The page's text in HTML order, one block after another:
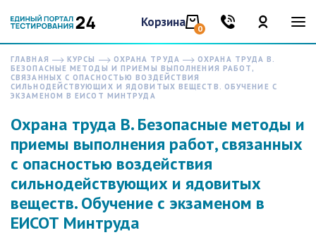
Корзина 0
ГЛАВНАЯ КУРСЫ ОХРАНА ТРУДА
ОХРАНА ТРУДА В.
БЕЗОПАСНЫЕ МЕТОДЫ И ПРИЕМЫ ВЫПОЛНЕНИЯ РАБОТ,
СВЯЗАННЫХ С ОПАСНОСТЬЮ ВОЗДЕЙСТВИЯ
СИЛЬНОДЕЙСТВУЮЩИХ И ЯДОВИТЫХ ВЕЩЕСТВ. ОБУЧЕНИЕ С
ЭКЗАМЕНОМ В ЕИСОТ МИНТРУДА
Охрана труда В. Безопасные методы и
приемы выполнения работ, связанных
с опасностью воздействия
сильнодействующих и ядовитых
веществ. Обучение с экзаменом в
ЕИСОТ Минтруда